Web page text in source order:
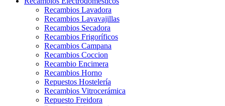
Recambios Lavadora
Recambios Lavavajillas
Recambios Secadora
Recambios Frigoríficos
Recambios Campana
Recambios Coccion
Recambio Encimera
Recambios Horno
Repuestos Hostelería
Recambios Vitrocerámica
Repuesto Freidora